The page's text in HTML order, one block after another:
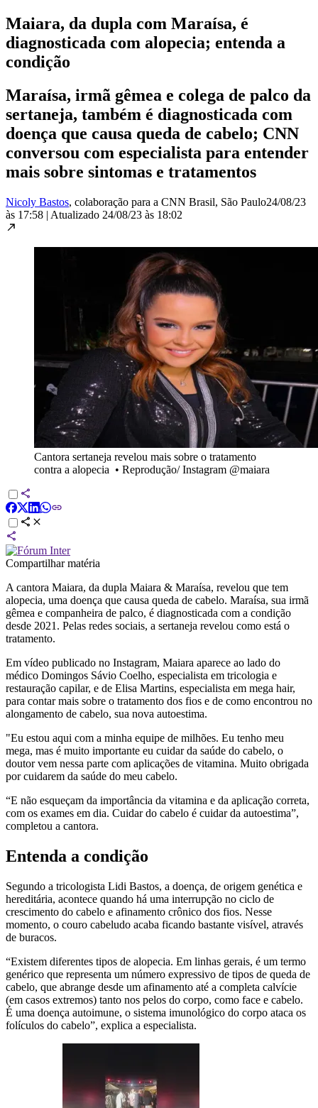
Maiara, da dupla com Maraísa, é
diagnosticada com alopecia; entenda a
condição
Maraísa, irmã gêmea e colega de palco da
sertaneja, também é diagnosticada com
doença que causa queda de cabelo; CNN
conversou com especialista para entender
mais sobre sintomas e tratamentos
Nicoly Bastos, colaboração para a CNN Brasil, São Paulo24/08/23
às 17:58 | Atualizado 24/08/23 às 18:02
Cantora sertaneja revelou mais sobre o tratamento
contra a alopecia • Reprodução/ Instagram @maiara
Compartilhar matéria
A cantora Maiara, da dupla Maiara & Maraísa, revelou que tem
alopecia, uma doença que causa queda de cabelo. Maraísa, sua irmã
gêmea e companheira de palco, é diagnosticada com a condição
desde 2021. Pelas redes sociais, a sertaneja revelou como está o
tratamento.
Em vídeo publicado no Instagram, Maiara aparece ao lado do
médico Domingos Sávio Coelho, especialista em tricologia e
restauração capilar, e de Elisa Martins, especialista em mega hair,
para contar mais sobre o tratamento dos fios e de como encontrou no
alongamento de cabelo, sua nova autoestima.
"Eu estou aqui com a minha equipe de milhões. Eu tenho meu
mega, mas é muito importante eu cuidar da saúde do cabelo, o
doutor vem nessa parte com aplicações de vitamina. Muito obrigada
por cuidarem da saúde do meu cabelo.
“E não esqueçam da importância da vitamina e da aplicação correta,
com os exames em dia. Cuidar do cabelo é cuidar da autoestima”,
completou a cantora.
Entenda a condição
Segundo a tricologista Lidi Bastos, a doença, de origem genética e
hereditária, acontece quando há uma interrupção no ciclo de
crescimento do cabelo e afinamento crônico dos fios. Nesse
momento, o couro cabeludo acaba ficando bastante visível, através
de buracos.
“Existem diferentes tipos de alopecia. Em linhas gerais, é um termo
genérico que representa um número expressivo de tipos de queda de
cabelo, que abrange desde um afinamento até a completa calvície
(em casos extremos) tanto nos pelos do corpo, como face e cabelo.
É uma doença autoimune, o sistema imunológico do corpo ataca os
folículos do cabelo”, explica a especialista.